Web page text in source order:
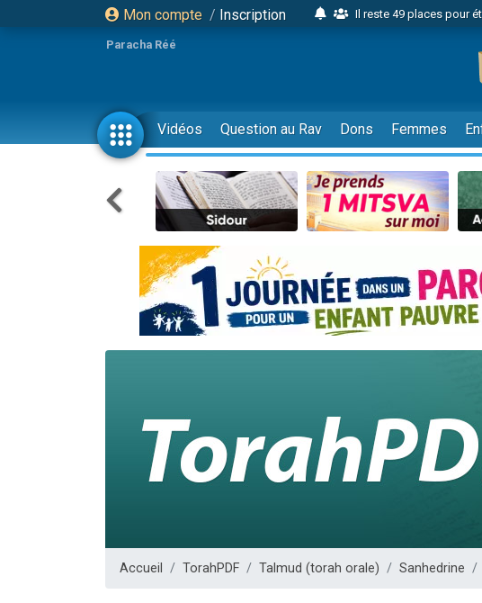
Mon compte / Inscription
Il reste 49 places pour
2 personnes viennent de
6 personnes viennent de
4 personnes viennent
2 personnes viennent
17 personnes viennent de
4 personnes viennent de
Il reste 49 places pour
4 personnes viennent de
3 personnes viennent de
Odaya vient de donner son
3 personnes viennent
2 personnes viennent de
13 personnes viennent de
30 personnes viennent
Il reste 49 places pour
Paracha Réé
Vidéos Question au Rav Dons Femmes
Accueil TorahPDF Talmud (torah orale) Sanhedrine